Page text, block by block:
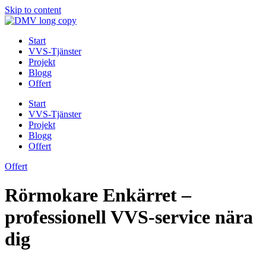
Skip to content
Start
VVS-Tjänster
Projekt
Blogg
Offert
Start
VVS-Tjänster
Projekt
Blogg
Offert
Offert
Rörmokare Enkärret –
professionell VVS-service nära
dig